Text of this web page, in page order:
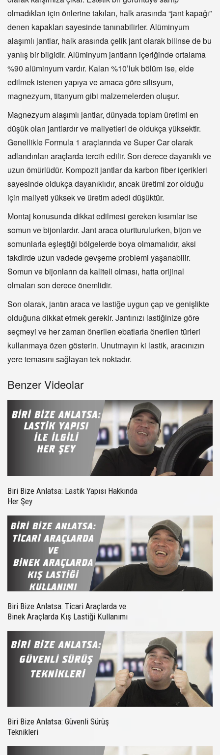
olmadıkları için önlerine takılan, halk arasında “jant kapağı”
denen kapakları sayesinde tanınabilirler. Alüminyum
alaşımlı jantlar, halk arasında çelik jant olarak bilinse de bu
yanlış bir bilgidir. Alüminyum jantların içeriğinde ortalama
%90 alüminyum vardır. Kalan %10’luk bölüm ise, elde
edilmek istenen yapıya ve amaca göre silisyum,
magnezyum, titanyum gibi malzemelerden oluşur.
Magnezyum alaşımlı jantlar, dünyada toplam üretimi en
düşük olan jantlardır ve maliyetleri de oldukça yüksektir.
Genellikle Formula 1 araçlarında ve Super Car olarak
adlandırılan araçlarda tercih edilir. Son derece dayanıklı ve
uzun ömürlüdür. Kompozit jantlar da karbon fiber içerikleri
sayesinde oldukça dayanıklıdır, ancak üretimi zor olduğu
için maliyeti yüksek ve üretim adedi düşüktür.
Montaj konusunda dikkat edilmesi gereken kısımlar ise
somun ve bijonlardır. Jant araca oturtturulurken, bijon ve
somunlarla eşleştiği bölgelerde boya olmamalıdır, aksi
takdirde uzun vadede gevşeme problemi yaşanabilir.
Somun ve bijonların da kaliteli olması, hatta orijinal
olmaları son derece önemlidir.
Son olarak, jantın araca ve lastiğe uygun çap ve genişlikte
olduğuna dikkat etmek gerekir. Jantınızı lastiğinize göre
seçmeyi ve her zaman önerilen ebatlarla önerilen türleri
kullanmaya özen gösterin. Unutmayın ki lastik, aracınızın
yere temasını sağlayan tek noktadır.
Benzer Videolar
Biri Bize Anlatsa: Lastik Yapısı Hakkında
Her Şey
Biri Bize Anlatsa: Ticari Araçlarda ve
Binek Araçlarda Kış Lastiği Kullanımı
Biri Bize Anlatsa: Güvenli Sürüş
Teknikleri